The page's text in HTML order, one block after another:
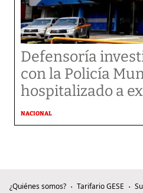
Defensoría
con la Policía
hospitalizado a
NACIONAL
¿Quiénes somos? Tarifario GESE